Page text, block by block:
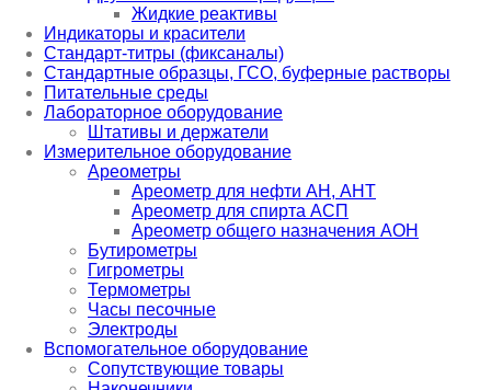
Жидкие реактивы
Индикаторы и красители
Стандарт-титры (фиксаналы)
Стандартные образцы, ГСО, буферные растворы
Питательные среды
Лабораторное оборудование
Штативы и держатели
Измерительное оборудование
Ареометры
Ареометр для нефти АН, АНТ
Ареометр для спирта АСП
Ареометр общего назначения АОН
Бутирометры
Гигрометры
Термометры
Часы песочные
Электроды
Вспомогательное оборудование
Сопутствующие товары